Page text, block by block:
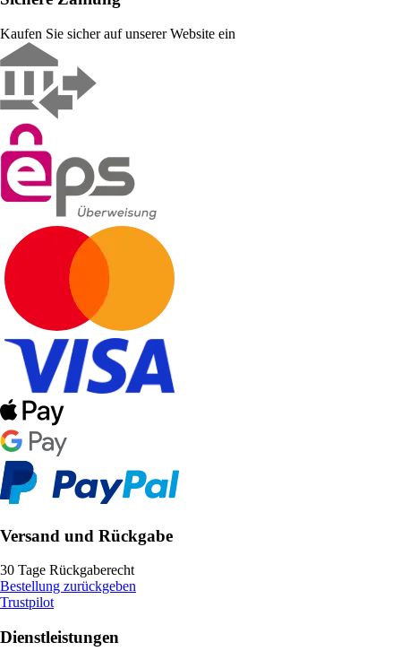
Kaufen Sie sicher auf unserer Website ein
Versand und Rückgabe
30 Tage Rückgaberecht
Bestellung zurückgeben
Trustpilot
Dienstleistungen